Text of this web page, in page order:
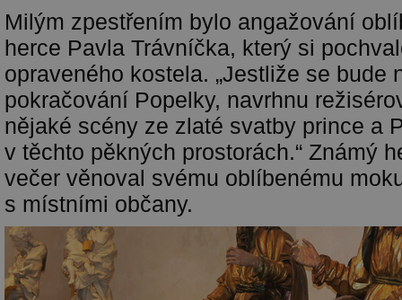
Milým zpestřením bylo angažování
herce Pavla Trávníčka, který si
opraveného kostela. „Jestliže se bude
pokračování Popelky, navrhnu
nějaké scény ze zlaté svatby prince a
v těchto pěkných prostorách.“ Známý
večer věnoval svému oblíbenému
s místními občany.